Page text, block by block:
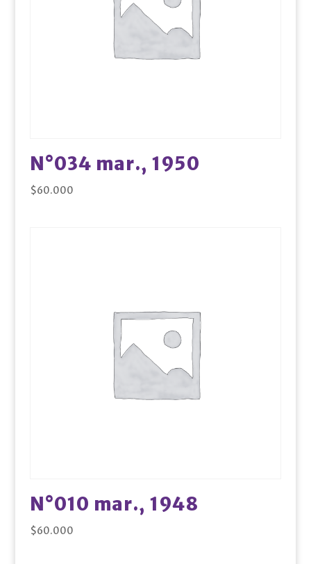
N°034 mar., 1950
$60.000
N°010 mar., 1948
$60.000